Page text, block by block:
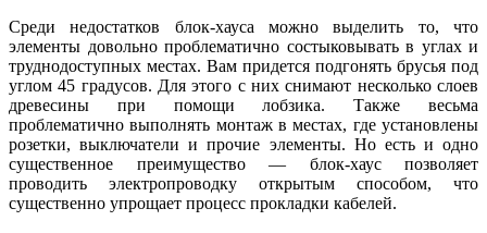
Среди недостатков блок-хауса можно выделить то, что
элементы довольно проблематично состыковывать в углах и
труднодоступных местах. Вам придется подгонять брусья под
углом 45 градусов. Для этого с них снимают несколько слоев
древесины при помощи лобзика. Также весьма
проблематично выполнять монтаж в местах, где установлены
розетки, выключатели и прочие элементы. Но есть и одно
существенное преимущество — блок-хаус позволяет
проводить электропроводку открытым способом, что
существенно упрощает процесс прокладки кабелей.